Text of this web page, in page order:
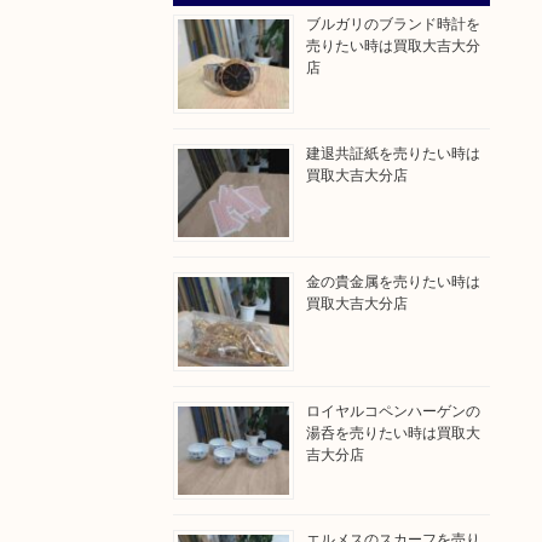
ブルガリのブランド時計を
売りたい時は買取大吉大分
店
建退共証紙を売りたい時は
買取大吉大分店
金の貴金属を売りたい時は
買取大吉大分店
ロイヤルコペンハーゲンの
湯呑を売りたい時は買取大
吉大分店